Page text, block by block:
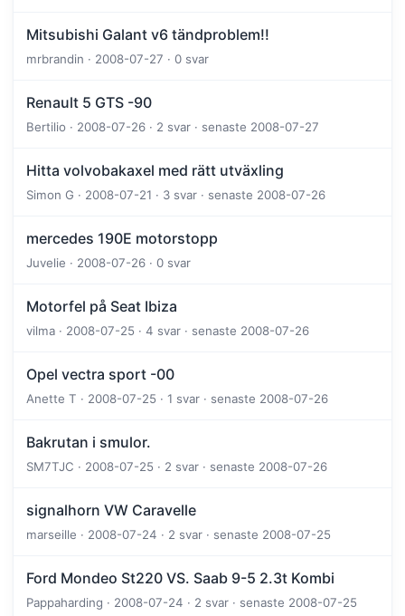
Mitsubishi Galant v6 tändproblem!!
mrbrandin · 2008-07-27 · 0 svar
Renault 5 GTS -90
Bertilio · 2008-07-26 · 2 svar · senaste 2008-07-27
Hitta volvobakaxel med rätt utväxling
Simon G · 2008-07-21 · 3 svar · senaste 2008-07-26
mercedes 190E motorstopp
Juvelie · 2008-07-26 · 0 svar
Motorfel på Seat Ibiza
vilma · 2008-07-25 · 4 svar · senaste 2008-07-26
Opel vectra sport -00
Anette T · 2008-07-25 · 1 svar · senaste 2008-07-26
Bakrutan i smulor.
SM7TJC · 2008-07-25 · 2 svar · senaste 2008-07-26
signalhorn VW Caravelle
marseille · 2008-07-24 · 2 svar · senaste 2008-07-25
Ford Mondeo St220 VS. Saab 9-5 2.3t Kombi
Pappaharding · 2008-07-24 · 2 svar · senaste 2008-07-25